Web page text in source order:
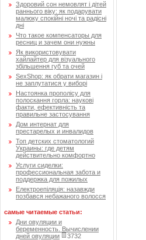
Здоровий сон немовлят і дітей
раннього віку: як подарувати
малюку спокійні ночі та радісні
дні
Что такое компенсаторы для
ресниц и зачем они нужны
Як використовувати
хайлайтер для візуального
збільшення губ та очей
SexShop: як обрати магазин і
не заплутатися у виборі
Настоянка прополісу для
полоскання горла: наукові
факти, ефективність та
правильне застосування
Дом интернат для
престарелых и инвалидов
Топ детских стоматологий
Украины: где детям
действительно комфортно
Услуги сиделки:
профессиональная забота и
поддержка для пожилых
Електроепіляція: назавжди
позбався небажаного волосся
самые читаемые статьи:
Дни овуляции и
беременность. Вычислении
дней овуляции
3732